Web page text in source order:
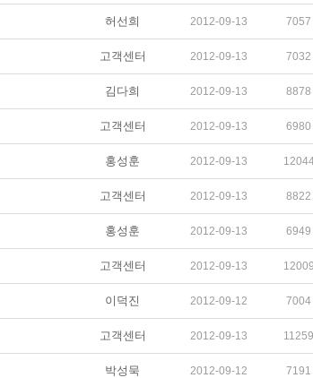
허선희 2012-09-13 7057
고객센터 2012-09-13 7032
김다희 2012-09-13 8878
고객센터 2012-09-13 6980
홍성훈 2012-09-13
고객센터 2012-09-13 8822
홍성훈 2012-09-13 6949
고객센터 2012-09-13 12009
이덕진 2012-09-12 7004
고객센터 2012-09-13 11259
박성묵 2012-09-12 7191